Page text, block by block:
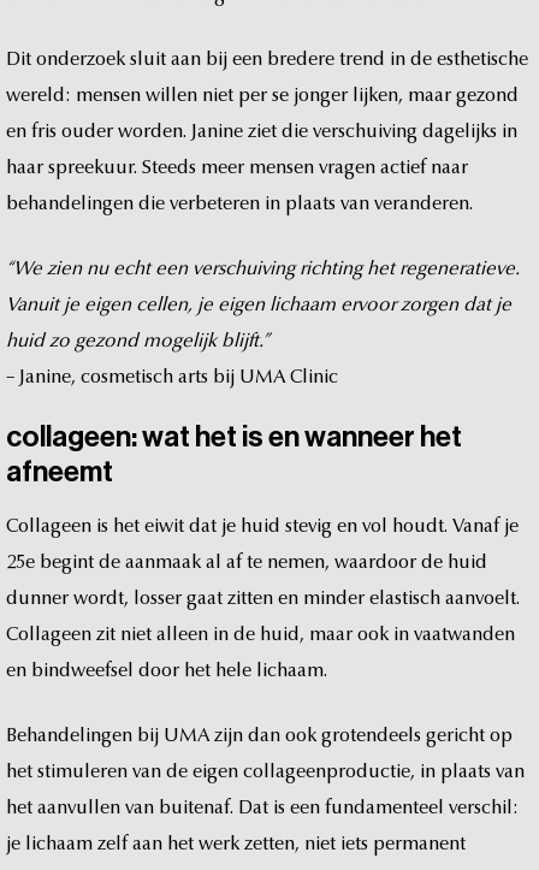
Dit onderzoek sluit aan bij een bredere trend in de esthetische
wereld: mensen willen niet per se jonger lijken, maar gezond
en fris ouder worden. Janine ziet die verschuiving dagelijks in
haar spreekuur. Steeds meer mensen vragen actief naar
behandelingen die verbeteren in plaats van veranderen.
“We zien nu echt een verschuiving richting het regeneratieve.
Vanuit je eigen cellen, je eigen lichaam ervoor zorgen dat je
huid zo gezond mogelijk blijft.”
– Janine, cosmetisch arts bij UMA Clinic
collageen:wat het is enwanneer het
afneemt
Collageen is het eiwit dat je huid stevig en vol houdt. Vanaf je
25e begint de aanmaak al af te nemen, waardoor de huid
dunner wordt, losser gaat zitten en minder elastisch aanvoelt.
Collageen zit niet alleen in de huid, maar ook in vaatwanden
en bindweefsel door het hele lichaam.
Behandelingen bij UMA zijn dan ook grotendeels gericht op
het stimuleren van de eigen collageenproductie, in plaats van
het aanvullen van buitenaf. Dat is een fundamenteel verschil:
je
lichaam zelf aan het werk zetten, niet iets permanent